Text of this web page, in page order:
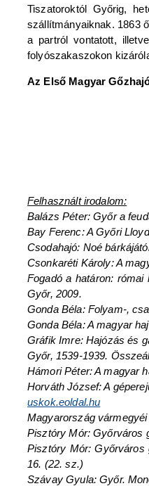
Tiszatoroktól Győrig,
szállítmányaiknak. 1863
a partról vontatott,
folyószakaszokon
Az Első Magyar
Felhasznált irodalom:
Balázs Péter: Győr a
Bay Ferenc: A Győri
Csodahajó: Noé
Csonkaréti Károly: A
Fogadó a határon:
Győr, 2009.
Gonda Béla: Folyam-,
Gonda Béla: A magyar
Gráfik Imre: Hajózás és
Győr, 1539-1939.
Hámori Péter: A magyar
Horváth József: A
uskok.eoldal.hu
Magyarország
Pisztóry Mór: Győrváros
Pisztóry Mór: Győrváros
16. (22. sz.)
Szávay Gyula: Győr.